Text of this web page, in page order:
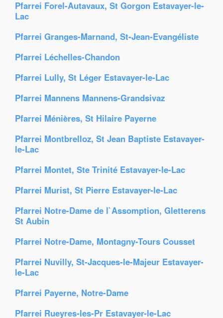
Pfarrei Forel-Autavaux, St Gorgon Estavayer-le-
Lac
Pfarrei Granges-Marnand, St-Jean-Evangéliste
Pfarrei Léchelles-Chandon
Pfarrei Lully, St Léger Estavayer-le-Lac
Pfarrei Mannens Mannens-Grandsivaz
Pfarrei Ménières, St Hilaire Payerne
Pfarrei Montbrelloz, St Jean Baptiste Estavayer-
le-Lac
Pfarrei Montet, Ste Trinité Estavayer-le-Lac
Pfarrei Murist, St Pierre Estavayer-le-Lac
Pfarrei Notre-Dame de l`Assomption, Gletterens
St Aubin
Pfarrei Notre-Dame, Montagny-Tours Cousset
Pfarrei Nuvilly, St-Jacques-le-Majeur Estavayer-
le-Lac
Pfarrei Payerne, Notre-Dame
Pfarrei Rueyres-les-Pr Estavayer-le-Lac